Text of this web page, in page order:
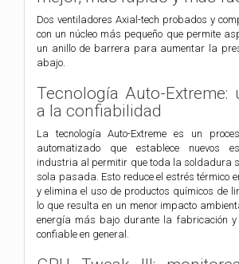
Dos ventiladores Axial-tech probados y
con un núcleo más pequeño que permite
un anillo de barrera para aumentar la
abajo.
Tecnología Auto-Extreme:
a la confiabilidad
La tecnología Auto-Extreme es un
automatizado que establece nuevos
industria al permitir que toda la soldadura
sola pasada. Esto reduce el estrés térmico
y elimina el uso de productos químicos de
lo que resulta en un menor impacto
energía más bajo durante la fabricación
confiable en general.